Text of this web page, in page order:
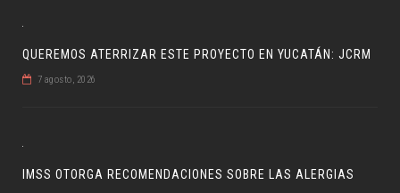
QUEREMOS ATERRIZAR ESTE PROYECTO EN YUCATÁN: JCRM
7 agosto, 2026
IMSS OTORGA RECOMENDACIONES SOBRE LAS ALERGIAS